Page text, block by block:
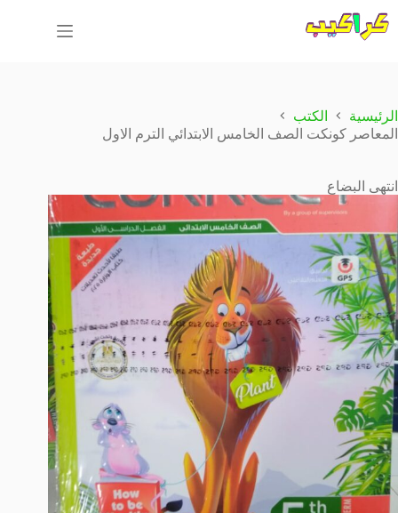
إلى
المحتوى
الرئيسية
الكتب
المعاصر كونكت الصف الخامس الابتدائي الترم الاول
انتهى البضاع